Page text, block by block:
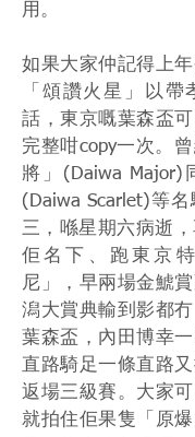
用。
如果大家仲記得上年
「頌讚火星」以帶
話，東京嘅葉森盃
完整咁copy一次。
將」(Daiwa Major)
(Daiwa Scarlet)等
三，喺星期六病逝
佢名下、跑東京
尼」，早兩場金鯱
潟大賞典輸到影都
葉森盃，內田博幸
直路騎足一條直路
返場三級賽。大家
就拍住佢果隻「原